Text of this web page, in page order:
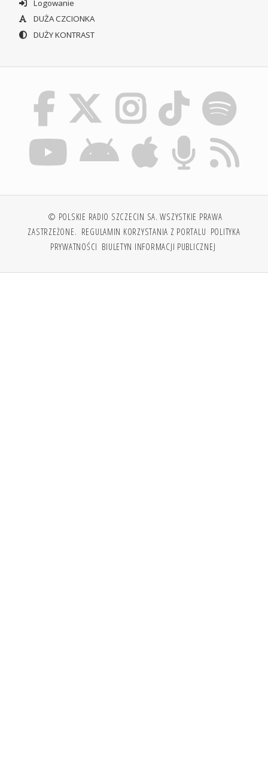
Logowanie
DUŻA CZCIONKA
DUŻY KONTRAST
© POLSKIE RADIO SZCZECIN SA. WSZYSTKIE PRAWA
ZASTRZEŻONE. REGULAMIN KORZYSTANIA Z PORTALU POLITYKA
PRYWATNOŚCI BIULETYN INFORMACJI PUBLICZNEJ